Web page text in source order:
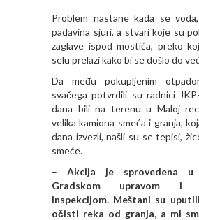
Problem nastane kada se
padavina sjuri, a stvari koje su
zaglave ispod mostića, preko
selu prelazi kako bi se došlo do
Da među pokupljenim
svačega potvrdili su radnici
dana bili na terenu u Maloj
velika kamiona smeća i granja,
dana izvezli, našli su se tepisi,
smeće.
– Akcija je sprovedena u
Gradskom upravom i
inspekcijom. Meštani su
očisti reka od granja, a mi